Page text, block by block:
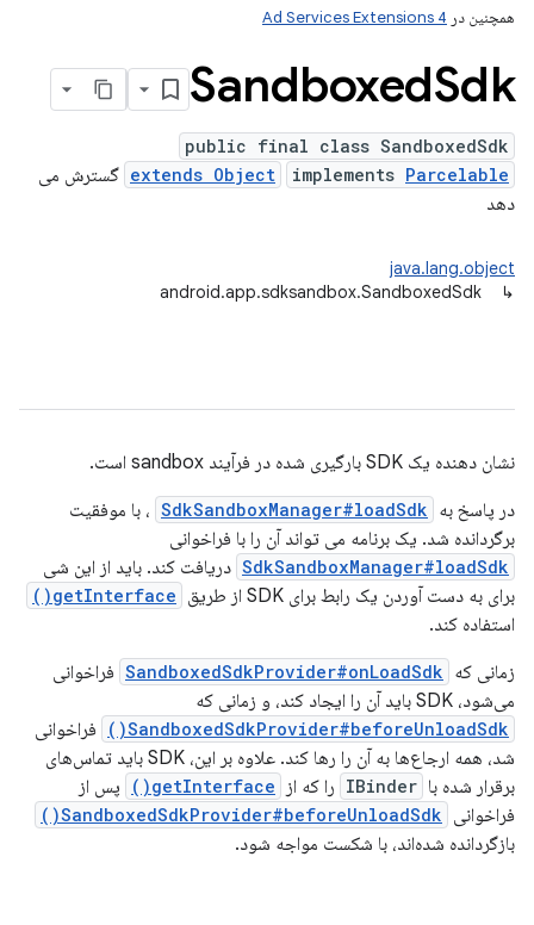
همچنین در Ad Services Extensions 4
SandboxedSdk
public final class SandboxedSdk
extends Object
implements Parcelable
گسترش می
دهد
java.lang.object
↳
android.app.sdksandbox.SandboxedSdk
نشان دهنده یک SDK بارگیری شده در فرآیند sandbox است.
در پاسخ به SdkSandboxManager#loadSdk ، با موفقیت
برگردانده شد. یک برنامه می تواند آن را با فراخوانی
SdkSandboxManager#loadSdk دریافت کند. باید از این شی
برای به دست آوردن یک رابط برای SDK از طریق
getInterface()
استفاده کند.
زمانی که SandboxedSdkProvider#onLoadSdk فراخوانی
می‌شود، SDK باید آن را ایجاد کند، و زمانی که
SandboxedSdkProvider#beforeUnloadSdk()
فراخوانی
شد، همه ارجاع‌ها به آن را رها کند. علاوه بر این، SDK باید تماس‌های
برقرار شده با IBinder را که از getInterface()
پس از
فراخوانی SandboxedSdkProvider#beforeUnloadSdk()
بازگردانده شده‌اند، با شکست مواجه شود.